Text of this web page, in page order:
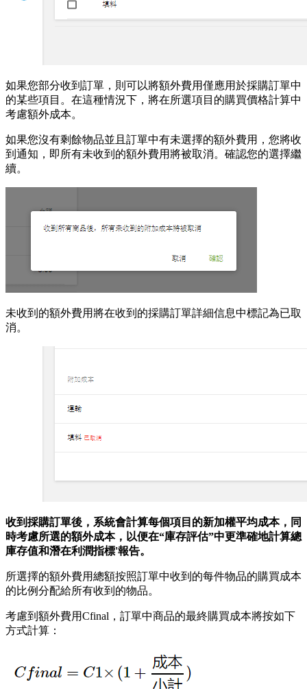
如果您部分收到訂單，則可以將額外費用僅應用於採購訂單中
的某些項目。在這種情況下，將在所選項目的購買價格計算中
考慮額外成本。
如果您沒有剩餘物品並且訂單中有未選擇的額外費用，您將收
到通知，即所有未收到的額外費用將被取消。確認您的選擇繼
續。
未收到的額外費用將在收到的採購訂單詳細信息中標記為已取
消。
收到採購訂單後，系統會計算每個項目的新加權平均成本，同
時考慮所選的額外成本，以便在“庫存評估”中更準確地計算總
庫存值和潛在利潤指標'報告。
所選擇的額外費用總額按照訂單中收到的每件物品的購買成本
的比例分配給所有收到的物品。
考慮到額外費用Cfinal，訂單中商品的最終購買成本將按如下
方式計算：